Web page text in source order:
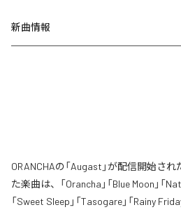
新曲情報
ORANCHAの「Augast」が配信開始さ
た楽曲は、「Orancha」「Blue Moon」「
「Sweet Sleep」「Tasogare」「Rainy